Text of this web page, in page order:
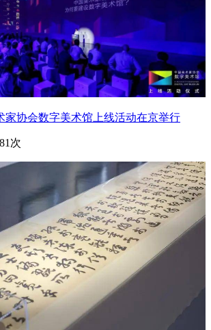
家协会数字美术馆上线活动在京举行
次